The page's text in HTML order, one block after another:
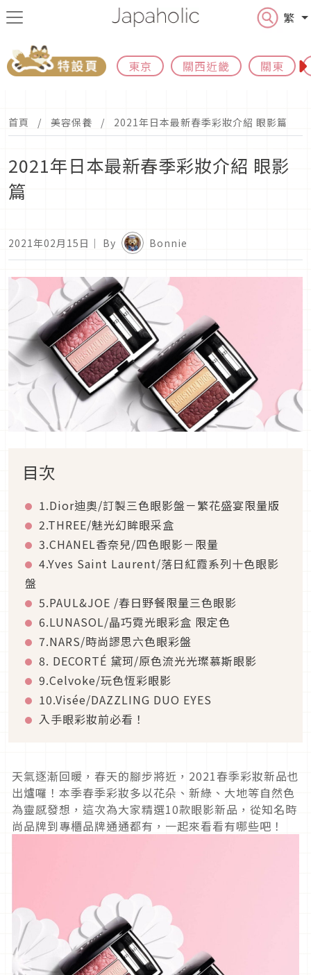
繁
東京 關西近畿 關東
首頁 美容保養 2021年日本最新春季彩妝介紹 眼影篇
2021年日本最新春季彩妝介紹 眼影
篇
2021年02月15日 ｜ By Bonnie
目次
1.Dior迪奧/訂製三色眼影盤－繁花盛宴限量版
2.THREE/魅光幻眸眼采盒
3.CHANEL香奈兒/四色眼影－限量
4.Yves Saint Laurent/落日紅霞系列十色眼影
盤
5.PAUL&JOE /春日野餐限量三色眼影
6.LUNASOL/晶巧霓光眼彩盒 限定色
7.NARS/時尚謬思六色眼彩盤
8. DECORTÉ 黛珂/原色流光光璨慕斯眼影
9.Celvoke/玩色恆彩眼影
10.Visée/DAZZLING DUO EYES
入手眼彩妝前必看！
天氣逐漸回暖，春天的腳步將近，2021春季彩妝新品也
出爐囉！本季春季彩妝多以花朵、新綠、大地等自然色
為靈感發想，這次為大家精選10款眼影新品，從知名時
尚品牌到專櫃品牌通通都有，一起來看看有哪些吧！